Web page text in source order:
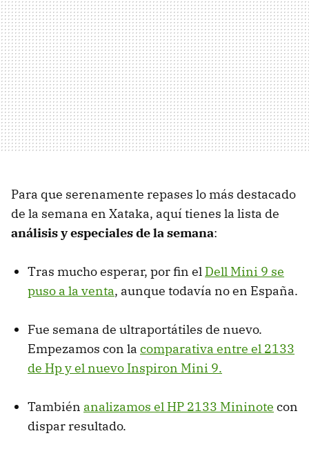
Para que serenamente repases lo más destacado
de la semana en Xataka, aquí tienes la lista de
análisis y especiales de la semana:
Tras mucho esperar, por fin el Dell Mini 9 se
puso a la venta, aunque todavía no en España.
Fue semana de ultraportátiles de nuevo.
Empezamos con la comparativa entre el 2133
de Hp y el nuevo Inspiron Mini 9.
También analizamos el HP 2133 Mininote con
dispar resultado.